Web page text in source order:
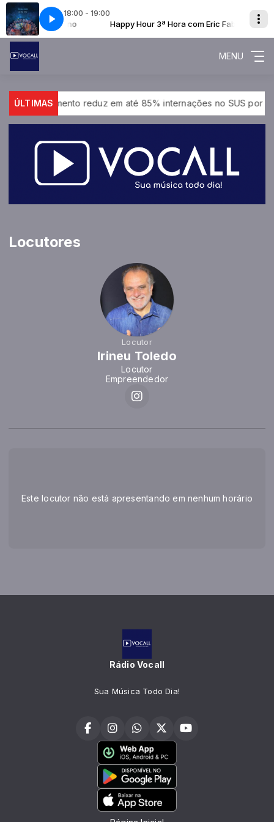
18:00 - 19:00
com Eric Fabiano Happy Hour 3ª Hora com Eric Fabiano
MUSICA TODO DIA! RADIO VOCALL - SUA MUSICA TODO DIA!
MENU
ÚLTIMAS
Medicamento reduz em até 85% internações no SUS por
Locutores
Locutor
Irineu Toledo
Locutor
Empreendedor
Este locutor não está apresentando em nenhum horário
Rádio Vocall
Sua Música Todo Dia!